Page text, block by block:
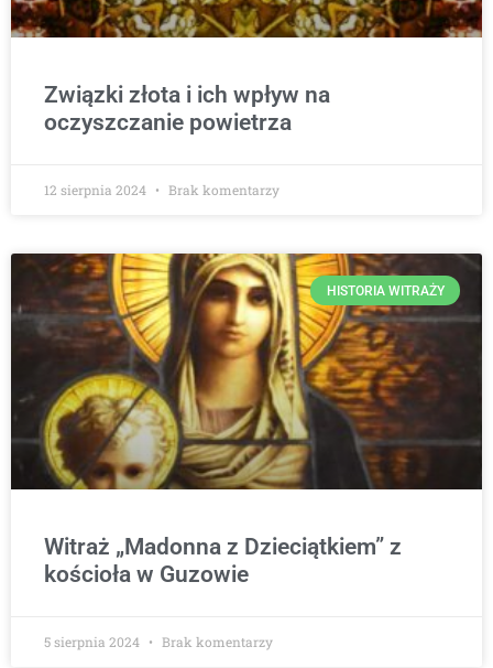
Związki złota i ich wpływ na
oczyszczanie powietrza
12 sierpnia 2024 Brak komentarzy
HISTORIA WITRAŻY
Witraż „Madonna z Dzieciątkiem” z
kościoła w Guzowie
5 sierpnia 2024 Brak komentarzy